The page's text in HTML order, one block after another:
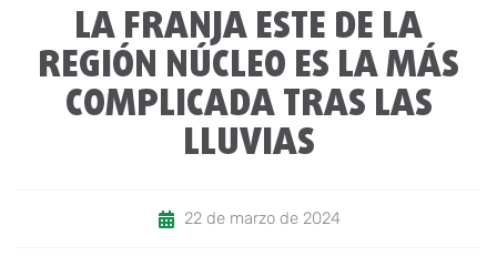
LA FRANJA ESTE DE LA
REGIÓN NÚCLEO ES LA MÁS
COMPLICADA TRAS LAS
LLUVIAS
22 de marzo de 2024